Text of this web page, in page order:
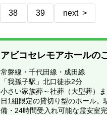
38 39 next >
アビコセレモアホールの
常磐線・千代田線・成田線
「我孫子駅」北口徒歩2分
小さい家族葬～社葬（大型葬）
日1組限定の貸切り型のホール。
備・24時間受入れ可能な霊安室